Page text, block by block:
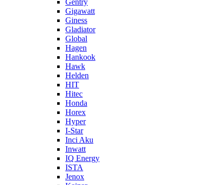
Gentry
Gigawatt
Giness
Gladiator
Global
Hagen
Hankook
Hawk
Helden
HIT
Hitec
Honda
Horex
Hyper
I-Star
Inci Aku
Inwatt
IQ Energy
ISTA
Jenox